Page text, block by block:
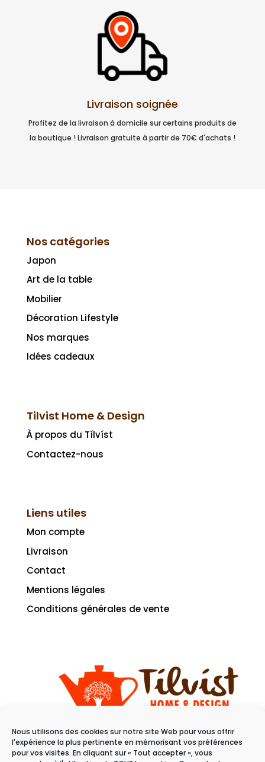
Nous utilisons des cookies sur notre site Web pour vous offrir
l'expérience la plus pertinente en mémorisant vos préférences
pour vos visites. En cliquant sur « Tout accepter », vous
Livraison soignée
Profitez de la livraison à domicile sur certains produits de
la boutique ! Livraison gratuite à partir de 70€ d'achats !
Nos catégories
Japon
Art de la table
Mobilier
Décoration Lifestyle
Nos marques
Idées cadeaux
Tilvist Home & Design
À propos du Tílvíst
Contactez-nous
Liens utiles
Mon compte
Livraison
Contact
Mentions légales
Conditions générales de vente
11 rue du raisin
68100 Mulhouse